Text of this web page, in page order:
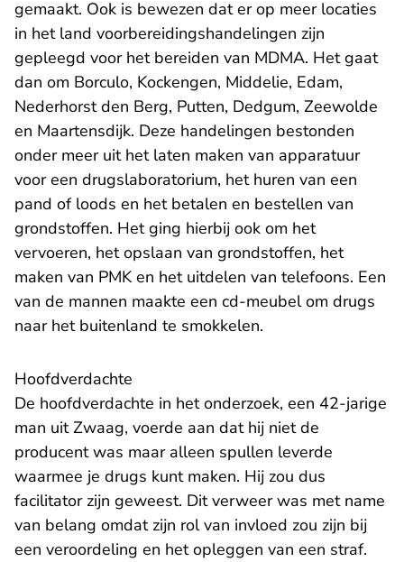
gemaakt. Ook is bewezen dat er op meer locaties
in het land voorbereidingshandelingen zijn
gepleegd voor het bereiden van MDMA. Het gaat
dan om Borculo, Kockengen, Middelie, Edam,
Nederhorst den Berg, Putten, Dedgum, Zeewolde
en Maartensdijk. Deze handelingen bestonden
onder meer uit het laten maken van apparatuur
voor een drugslaboratorium, het huren van een
pand of loods en het betalen en bestellen van
grondstoffen. Het ging hierbij ook om het
vervoeren, het opslaan van grondstoffen, het
maken van PMK en het uitdelen van telefoons. Een
van de mannen maakte een cd-meubel om drugs
naar het buitenland te smokkelen.
Hoofdverdachte
De hoofdverdachte in het onderzoek, een 42-jarige
man uit Zwaag, voerde aan dat hij niet de
producent was maar alleen spullen leverde
waarmee je drugs kunt maken. Hij zou dus
facilitator zijn geweest. Dit verweer was met name
van belang omdat zijn rol van invloed zou zijn bij
een veroordeling en het opleggen van een straf.